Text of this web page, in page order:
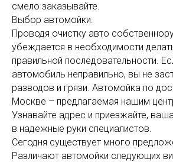
смело заказывайте.
Выбор автомойки.
Проводя очистку авто
убеждается в необходимости
правильной последовательности.
автомобиль неправильно, вы не
разводов и грязи. Автомойка по
Москве – предлагаемая нашим
Узнавайте адрес и приезжайте,
в надежные руки специалистов.
Сегодня существует много
Различают автомойки следующих